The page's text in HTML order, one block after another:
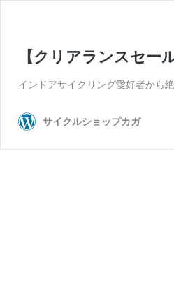
【クリアランスセー
インドアサイクリング愛好者から
サイクルショップカガ